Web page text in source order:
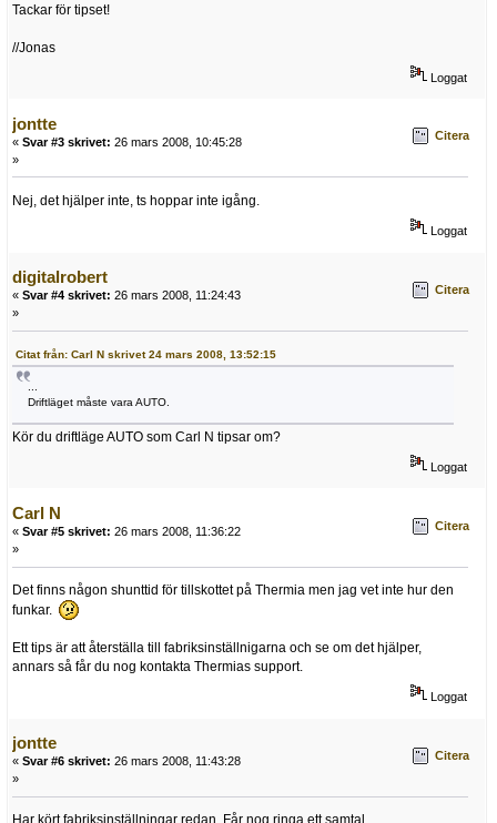
Tackar för tipset!
//Jonas
Loggat
jontte
« Svar #3 skrivet: 26 mars 2008, 10:45:28
»
Citera
Nej, det hjälper inte, ts hoppar inte igång.
Loggat
digitalrobert
« Svar #4 skrivet: 26 mars 2008, 11:24:43
»
Citera
Citat från: Carl N skrivet 24 mars 2008, 13:52:15
Driftläget måste vara AUTO.
Kör du driftläge AUTO som Carl N tipsar om?
Loggat
Carl N
« Svar #5 skrivet: 26 mars 2008, 11:36:22
»
Citera
Det finns någon shunttid för tillskottet på Thermia men jag vet inte hur den
funkar.
Ett tips är att återställa till fabriksinställnigarna och se om det hjälper,
annars så får du nog kontakta Thermias support.
Loggat
jontte
« Svar #6 skrivet: 26 mars 2008, 11:43:28
»
Citera